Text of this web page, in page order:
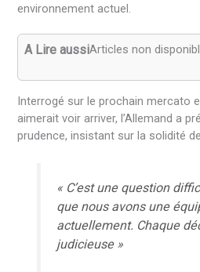
environnement actuel.
A Lire aussiArticles non
Interrogé sur le prochain mercato
aimerait voir arriver, l’Allemand a
prudence, insistant sur la solidité
« C’est une question
que nous avons une
actuellement. Chaque
judicieuse »